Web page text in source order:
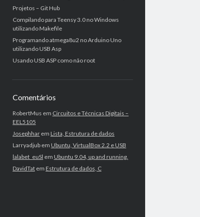
Projetos – Git Hub
Compilando para Teensy 3.0 no Windows
utilizando Makefile
Programando atmega8u2 no Arduino Uno
utilizando USB Asp
Usando USB ASP como não root
Comentários
RobertMus em Circuitos e Técnicas Digitais –
EEL5105
Josephharem Lista, Estrutura de dados
Larryadjubem Ubuntu, VirtualBox 2.2 e USB
lalabet_euSl em Ubuntu 9.04, up and running.
DavidTatem Estrutura de dados, C